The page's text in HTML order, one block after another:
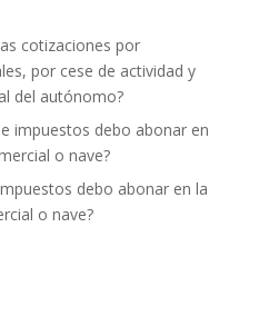
cotizaciones por
por cese de actividad y
del autónomo?
impuestos debo abonar en
o nave?
debo abonar en la
o nave?